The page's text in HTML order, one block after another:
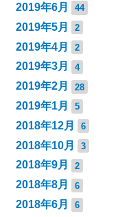
2019年6月 44
2019年5月 2
2019年4月 2
2019年3月 4
2019年2月 28
2019年1月 5
2018年12月 6
2018年10月 3
2018年9月 2
2018年8月 6
2018年6月 6